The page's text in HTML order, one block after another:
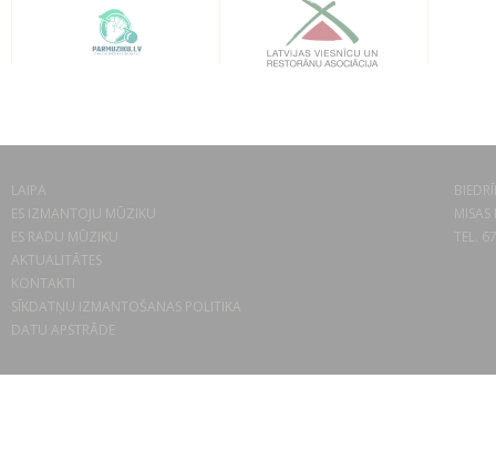
LAIPA
ES IZMANTOJU MŪZIKU
ES RADU MŪZIKU
AKTUALITĀTES
KONTAKTI
SĪKDATŅU IZMANTOŠANAS POLITIKA
DATU APSTRĀDE
TEL.